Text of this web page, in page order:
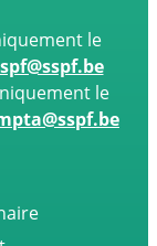
le
le